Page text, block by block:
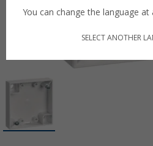
You can change the language
SELECT ANOTHER